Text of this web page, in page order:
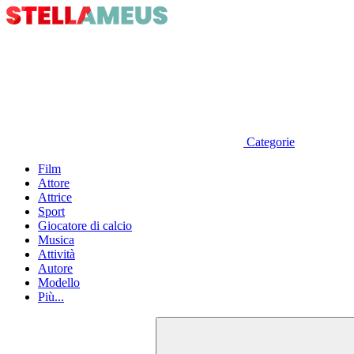
Categorie
Film
Attore
Attrice
Sport
Giocatore di calcio
Musica
Attività
Autore
Modello
Più...